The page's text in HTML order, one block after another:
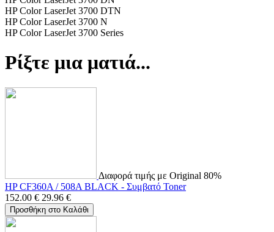
HP Color LaserJet 3700 DTN
HP Color LaserJet 3700 N
HP Color LaserJet 3700 Series
Ρίξτε μια ματιά...
Διαφορά τιμής με Original 80%
HP CF360A / 508A BLACK - Συμβατό Toner
152.00 € 29.96 €
Προσθήκη στο Καλάθι